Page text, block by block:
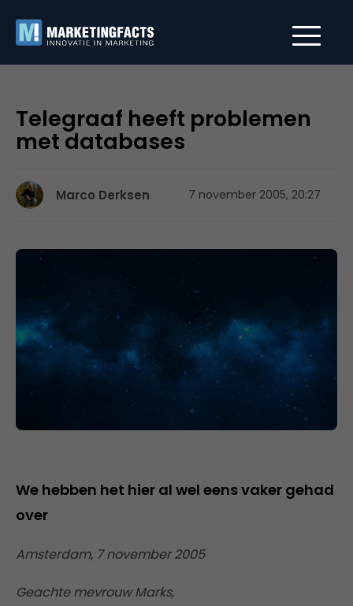
Telegraaf heeft problemen
met databases
Marco Derksen 7 november 2005, 20:27
We hebben het hier al wel eens vaker gehad
over
Amsterdam, 7 november 2005
Geachte mevrouw Marks,